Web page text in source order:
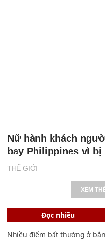
THẾ GIỚI
Nữ hành khách
bay Philippines vì bị
XEM
Đọc nhiều
Nhiều điểm bất thường ở